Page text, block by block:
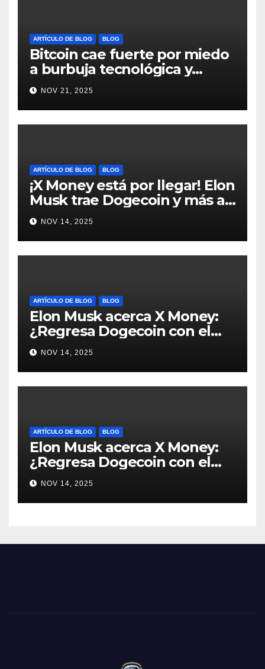
ARTÍCULO DE BLOG BLOG
Bitcoin cae fuerte por miedo
a burbuja tecnológica y
nervios en AI #crypto
#Bitcoin
NOV 21, 2025
ARTÍCULO DE BLOG BLOG
¡X Money está por llegar! Elon
Musk trae Dogecoin y más al
mundo de pagos #Crypto
#Dogecoin
NOV 14, 2025
ARTÍCULO DE BLOG BLOG
Elon Musk acerca X Money:
¿Regresa Dogecoin con el
nuevo pago nativo? #Cripto
#Dogecoin
NOV 14, 2025
ARTÍCULO DE BLOG BLOG
Elon Musk acerca X Money:
¿Regresa Dogecoin con el
nuevo pago nativo? #Cripto
#Dogecoin
NOV 14, 2025